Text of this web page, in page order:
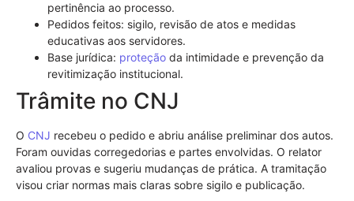
pertinência ao processo.
Pedidos feitos: sigilo, revisão de atos e medidas
educativas aos servidores.
Base jurídica: proteção da intimidade e prevenção da
revitimização institucional.
Trâmite no CNJ
O CNJ recebeu o pedido e abriu análise preliminar dos autos.
Foram ouvidas corregedorias e partes envolvidas. O relator
avaliou provas e sugeriu mudanças de prática. A tramitação
visou criar normas mais claras sobre sigilo e publicação.